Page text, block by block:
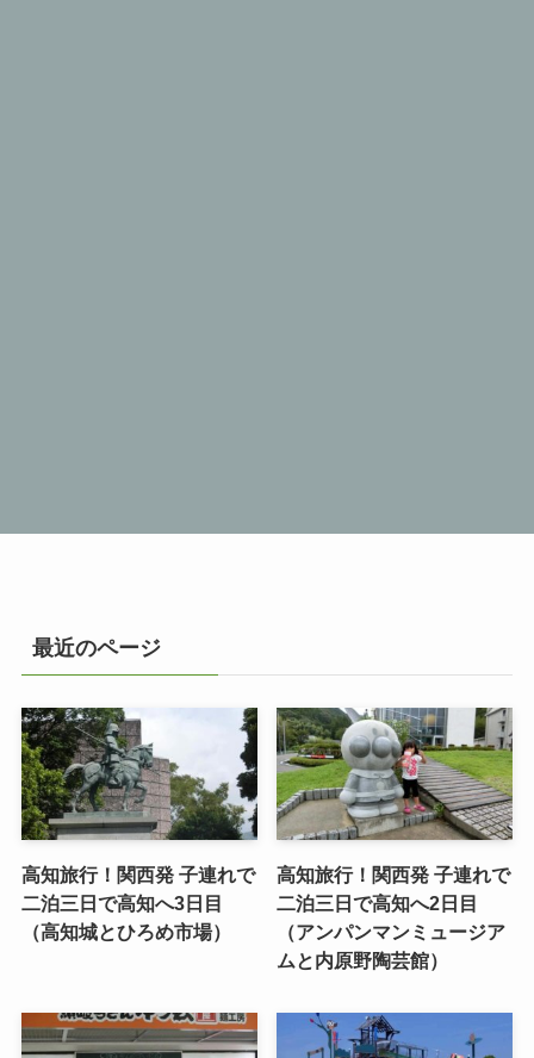
最近のページ
高知旅行！関西発 子連れで
二泊三日で高知へ3日目
（高知城とひろめ市場）
高知旅行！関西発 子連れで
二泊三日で高知へ2日目
（アンパンマンミュージア
ムと内原野陶芸館）